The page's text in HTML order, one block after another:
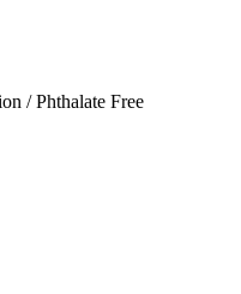
/ Phthalate Free